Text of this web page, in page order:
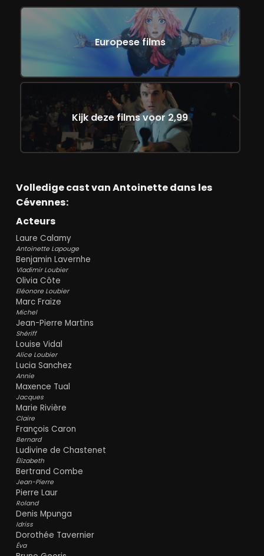
Europese films
Kijk deze films voor 2,99
Volledige cast van Antoinette dans les
Cévennes:
Acteurs
Laure Calamy
Antoinette Lapouge
Benjamin Lavernhe
Vladimir Loubier
Olivia Côte
Eléonore Loubier
Marc Fraize
Michel
Jean-Pierre Martins
Shériff
Louise Vidal
Alice Loubier
Lucia Sanchez
Annie
Maxence Tual
Jacques
Marie Rivière
Claire
François Caron
Bernard
Ludivine de Chastenet
Élizabeth
Bertrand Combe
Jean-Pierre
Pierre Laur
Roland
Denis Mpunga
Idriss
Dorothée Tavernier
Éva